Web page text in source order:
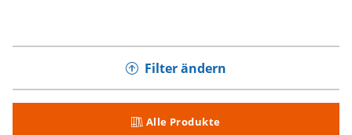
Filter ändern
Alle Produkte